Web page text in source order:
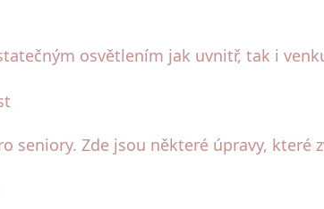
osvětlením jak uvnitř, tak i
seniory. Zde jsou některé úpravy, které